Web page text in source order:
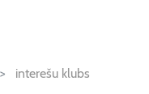
interešu klubs